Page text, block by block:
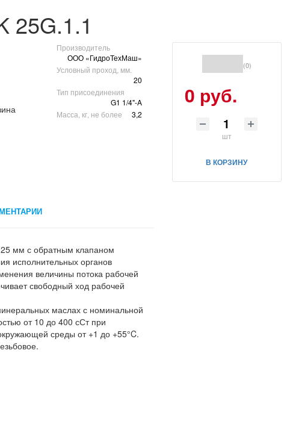
25G.1.1
Производитель
ООО «ГидроТехМаш»
Условный проход, мм.
20
Тип присоединения
G1 1/4"-A
Масса, кг, не более
3,2
(0)
0 руб.
шт
В КОРЗИНУ
мм с обратным клапаном
исполнительных органов
величины потока рабочей
свободный ход рабочей
маслах с номинальной
от 10 до 400 сСт при
среды от +1 до +55°C.